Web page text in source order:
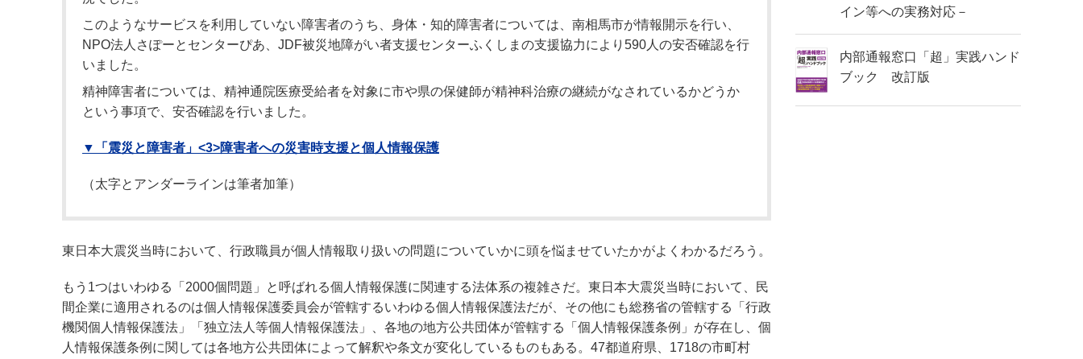
このようなサービスを利用していない障害者のうち、身体・知的障害者については、南相馬市が情報開示を行い、
NPO法人さぽーとセンターぴあ、JDF被災地障がい者支援センターふくしまの支援協力により590人の安否確認を行
いました。
精神障害者については、精神通院医療受給者を対象に市や県の保健師が精神科治療の継続がなされているかどうか
という事項で、安否確認を行いました。
▼「震災と障害者」<3>障害者への災害時支援と個人情報保護
（太字とアンダーラインは筆者加筆）
東日本大震災当時において、行政職員が個人情報取り扱いの問題についていかに頭を悩ませていたかがよくわかるだろう。
もう1つはいわゆる「2000個問題」と呼ばれる個人情報保護に関連する法体系の複雑さだ。東日本大震災当時において、民
間企業に適用されるのは個人情報保護委員会が管轄するいわゆる個人情報保護法だが、その他にも総務省の管轄する「行政
機関個人情報保護法」「独立法人等個人情報保護法」、各地の地方公共団体が管轄する「個人情報保護条例」が存在し、個
人情報保護条例に関しては各地方公共団体によって解釈や条文が変化しているものもある。47都道府県、1718の市町村
イン等への実務対応－
内部通報窓口「超」実践ハンド
ブック 改訂版